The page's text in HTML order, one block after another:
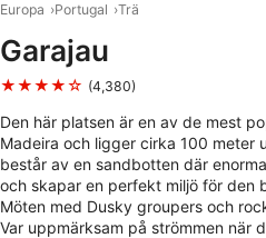
Europa Portugal Trä
Garajau
★★★★☆ (4,380)
Den här platsen är en av de mest
Madeira och ligger cirka 100 meter
består av en sandbotten där
och skapar en perfekt miljö för den
Möten med Dusky groupers och
Var uppmärksam på strömmen när